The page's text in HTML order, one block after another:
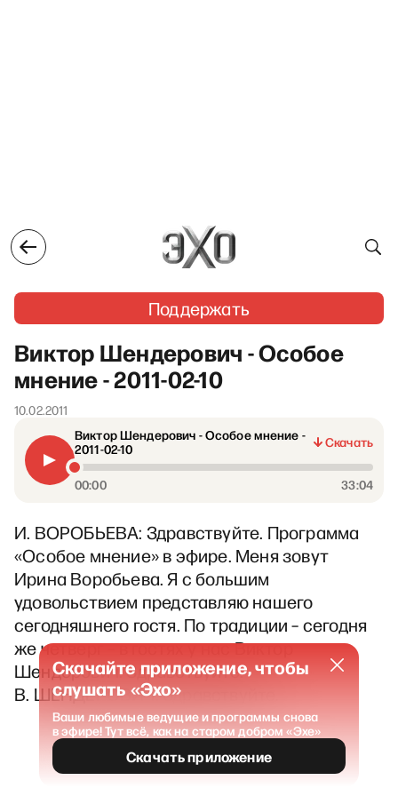
Поддержать
Виктор Шендерович - Особое
мнение - 2011-02-10
10.02.2011
Виктор Шендерович - Особое мнение -
2011-02-10
Скачать
00:00 33:04
И. ВОРОБЬЕВА: Здравствуйте. Программа
«Особое мнение» в эфире. Меня зовут
Ирина Воробьева. Я с большим
удовольствием представляю нашего
сегодняшнего гостя. По традиции – сегодня
же четверг – в гостях у нас Виктор
Шендерович. Здравствуйте.
В. ШЕНДЕРОВИЧ: Здравствуйте.
Скачайте приложение, чтобы
слушать «Эхо»
Ваши любимые ведущие и программы снова
в эфире! Тут всё, как на старом добром «Эхе»
Скачать приложение